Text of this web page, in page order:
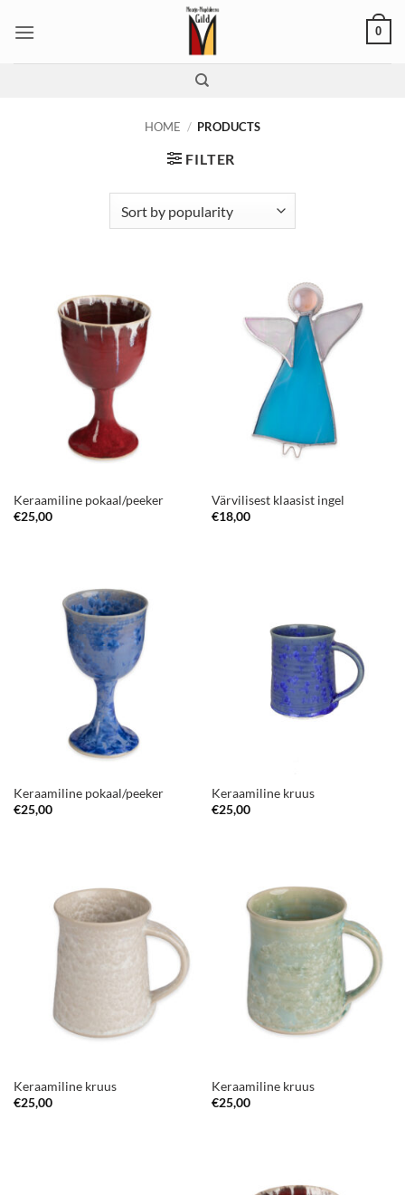
0
HOME / PRODUCTS
FILTER
Keraamiline pokaal/peeker
€25,00
Värvilisest klaasist ingel
€18,00
Keraamiline pokaal/peeker
€25,00
Keraamiline kruus
€25,00
Keraamiline kruus
€25,00
Keraamiline kruus
€25,00